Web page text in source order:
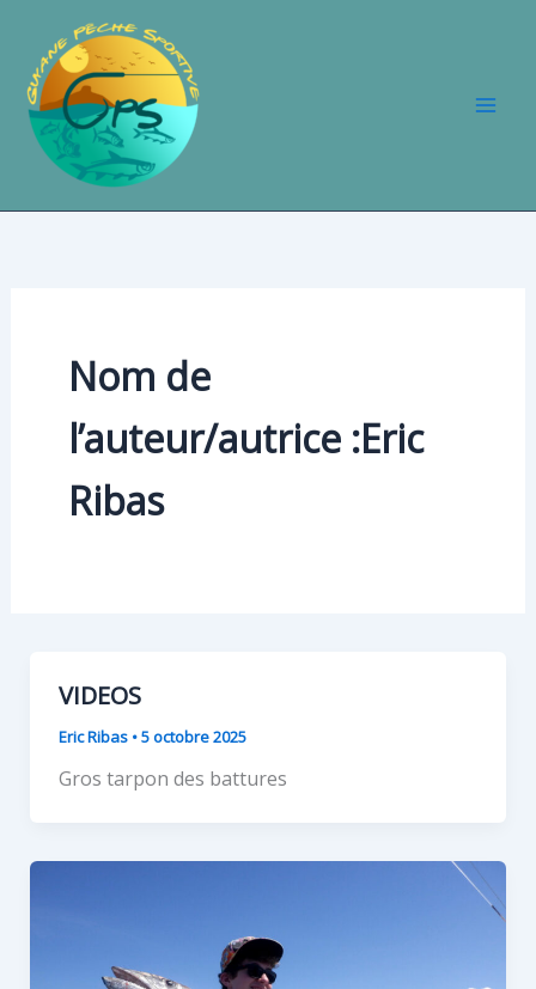
contenu
Nom de
l’auteur/autrice :Eric
Ribas
VIDEOS
Eric Ribas •5 octobre 2025
Gros tarpon des battures